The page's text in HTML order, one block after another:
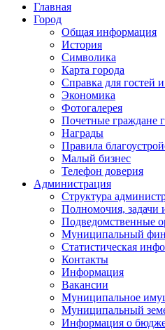
Главная
Город
Общая информация
История
Символика
Карта города
Справка для гостей
Экономика
Фотогалерея
Почетные граждане
Награды
Правила
Малый бизнес
Телефон доверия
Администрация
Структура
Полномочия, задачи
Подведомственные
Муниципальный
Статистическая
Контакты
Информация
Вакансии
Муниципальное
Муниципальный
Информация о